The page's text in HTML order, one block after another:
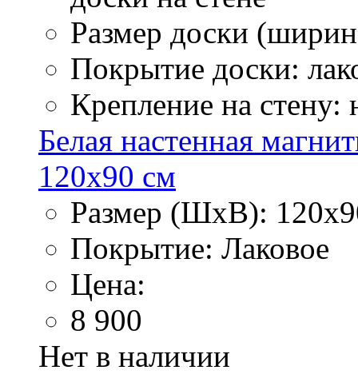
Размер доски
Покрытие доски:
Крепление на стену:
Белая настенная
120х90 см
Размер (ШхВ):
Покрытие: Лаковое
Цена:
8 900
Нет в наличии